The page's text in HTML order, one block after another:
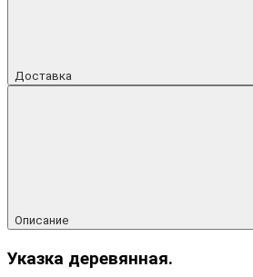
Доставка
Описание
Указка деревянная.